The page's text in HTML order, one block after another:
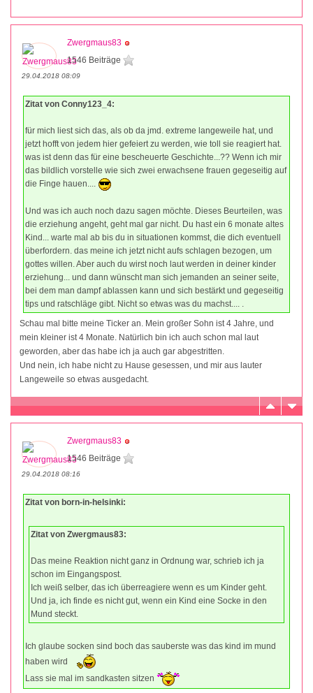
Zwergmaus83
1546 Beiträge
29.04.2018 08:09
Zitat von Conny123_4:
für mich liest sich das, als ob da jmd. extreme langeweile hat, und
jetzt hofft von jedem hier gefeiert zu werden, wie toll sie reagiert hat.
was ist denn das für eine bescheuerte Geschichte...?? Wenn ich mir
das bildlich vorstelle wie sich zwei erwachsene frauen gegeseitig auf
die Finge hauen....
Und was ich auch noch dazu sagen möchte. Dieses Beurteilen, was
die erziehung angeht, geht mal gar nicht. Du hast ein 6 monate altes
Kind... warte mal ab bis du in situationen kommst, die dich eventuell
überfordern. das meine ich jetzt nicht aufs schlagen bezogen, um
gottes willen. Aber auch du wirst noch laut werden in deiner kinder
erziehung... und dann wünscht man sich jemanden an seiner seite,
bei dem man dampf ablassen kann und sich bestärkt und gegeseitig
tips und ratschläge gibt. Nicht so etwas was du machst.... .
Schau mal bitte meine Ticker an. Mein großer Sohn ist 4 Jahre, und
mein kleiner ist 4 Monate. Natürlich bin ich auch schon mal laut
geworden, aber das habe ich ja auch gar abgestritten.
Und nein, ich habe nicht zu Hause gesessen, und mir aus lauter
Langeweile so etwas ausgedacht.
Zwergmaus83
1546 Beiträge
29.04.2018 08:16
Zitat von born-in-helsinki:
Zitat von Zwergmaus83:
Das meine Reaktion nicht ganz in Ordnung war, schrieb ich ja
schon im Eingangspost.
Ich weiß selber, das ich überreagiere wenn es um Kinder geht.
Und ja, ich finde es nicht gut, wenn ein Kind eine Socke in den
Mund steckt.
Ich glaube socken sind boch das sauberste was das kind im mund
haben wird
Lass sie mal im sandkasten sitzen